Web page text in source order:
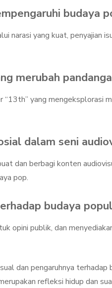
budaya
narasi yang kuat, penyajian
merubah
yang mengeksplorasi
dalam seni
dan berbagi konten
pop.
budaya
opini publik, dan
dan pengaruhnya
refleksi hidup dan